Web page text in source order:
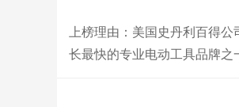
上榜理由：美国史丹利百得
长最快的专业电动工具品牌